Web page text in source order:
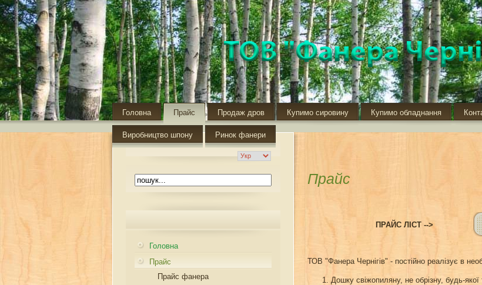
Головна Прайс Продаж дров Купимо сировину Купимо обладнання
Виробництво шпону Ринок фанери
Головна
Прайс
Прайс фанера
Прайс
ПРАЙС ЛІСТ -->
ТОВ "Фанера Чернігів" - постійно реалізує в
Дошку свіжопиляну, не обрізну, будь-